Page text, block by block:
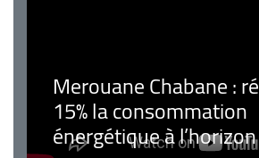
Merouane Chabane :
15% la consommation
énergétique à